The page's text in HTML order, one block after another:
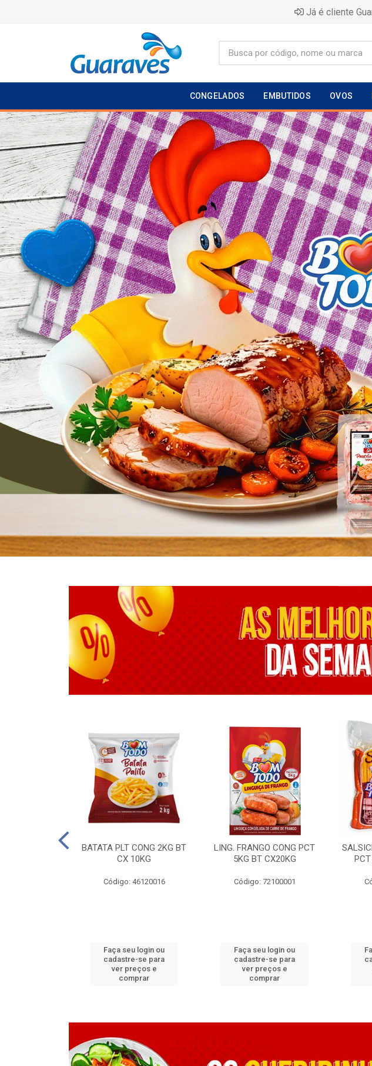
Já é cliente
CONGELADOS EMBUTIDOS OVOS
BATATA PLT CONG 2KG BT
CX 10KG
Código: 46120016
Faça seu login ou
cadastre-se para
ver preços e
comprar
LING. FRANGO CONG PCT
5KG BT CX20KG
Código: 72100001
Faça seu login ou
cadastre-se para
ver preços e
comprar